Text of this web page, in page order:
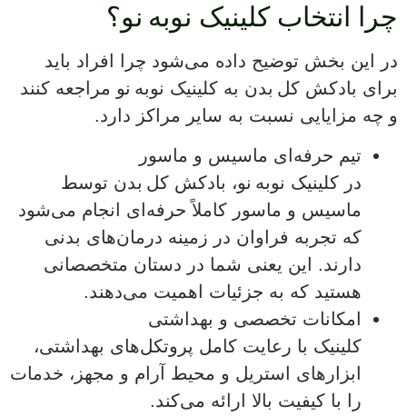
چرا انتخاب کلینیک نوبه نو؟
در این بخش توضیح داده می‌شود چرا افراد باید
برای بادکش کل بدن به کلینیک نوبه نو مراجعه کنند
و چه مزایایی نسبت به سایر مراکز دارد.
تیم حرفه‌ای ماسیس و ماسور
در کلینیک نوبه نو، بادکش کل بدن توسط
ماسیس و ماسور کاملاً حرفه‌ای انجام می‌شود
که تجربه فراوان در زمینه درمان‌های بدنی
دارند. این یعنی شما در دستان متخصصانی
هستید که به جزئیات اهمیت می‌دهند.
امکانات تخصصی و بهداشتی
کلینیک با رعایت کامل پروتکل‌های بهداشتی،
ابزارهای استریل و محیط آرام و مجهز، خدمات
را با کیفیت بالا ارائه می‌کند.